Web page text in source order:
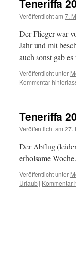
Teneriffa
Veröffentlicht am 7.
Der Flieger war
Jahr und mit
auch sonst gab
Veröffentlicht unter
Kommentar
Teneriffa
Veröffentlicht am 27.
Der Abflug
erholsame
Veröffentlicht unter
Urlaub | Kommentar